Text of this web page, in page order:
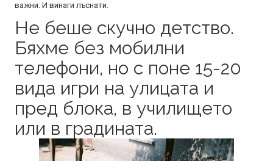
важни. И винаги лъснати.
Не беше скучно детство.
Бяхме без мобилни
телефони, но с поне 15-20
вида игри на улицата и
пред блока, в училището
или в градината.